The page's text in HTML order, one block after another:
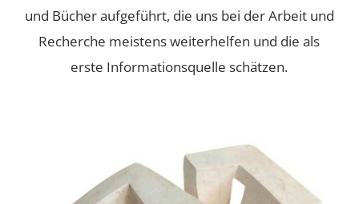
und Bücher aufgeführt, die uns bei der Arbeit und
Recherche meistens weiterhelfen und die als
erste Informationsquelle schätzen.